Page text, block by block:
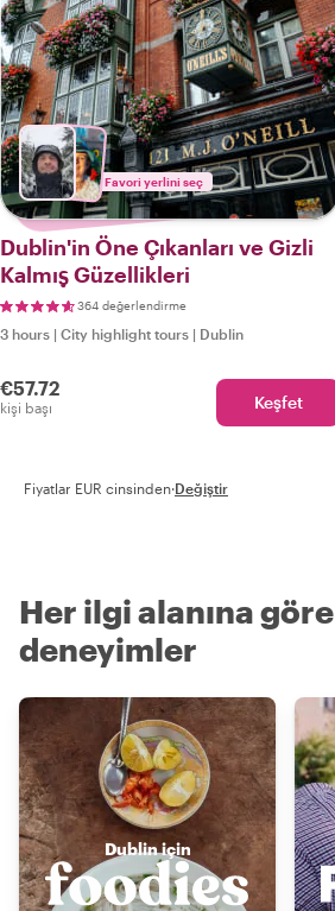
Favori yerlini seç
Dublin'in Öne Çıkanları ve Gizli
Kalmış Güzellikleri
364 değerlendirme
3 hours | City highlight tours | Dublin
€57.72
kişi başı Keşfet
Fiyatlar EUR cinsinden·Değiştir
Her ilgi alanına göre
deneyimler
Dublin için